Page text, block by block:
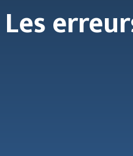
Les